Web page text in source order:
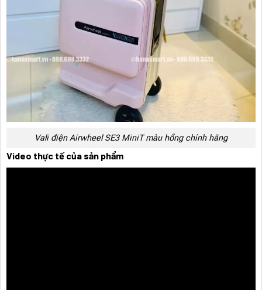
Vali điện Airwheel SE3 MiniT màu hồng chính hãng
Video thực tế của sản phẩm